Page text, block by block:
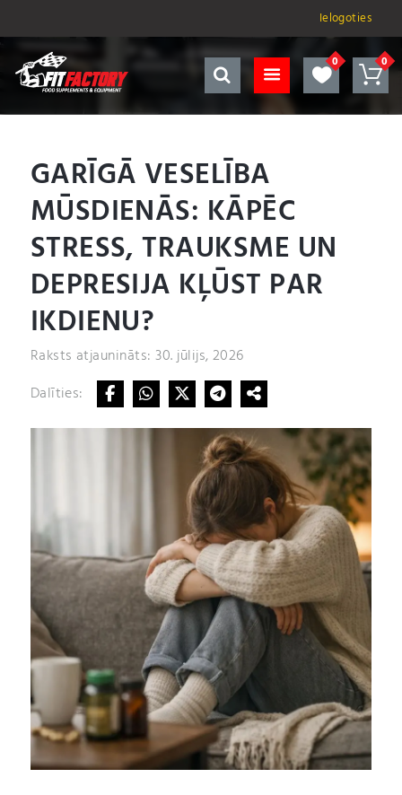
Ielogoties
GARĪGĀ VESELĪBA
MŪSDIENĀS: KĀPĒC
STRESS, TRAUKSME UN
DEPRESIJA KĻŪST PAR
IKDIENU?
Raksts atjaunināts: 30. jūlijs, 2026
Dalīties: